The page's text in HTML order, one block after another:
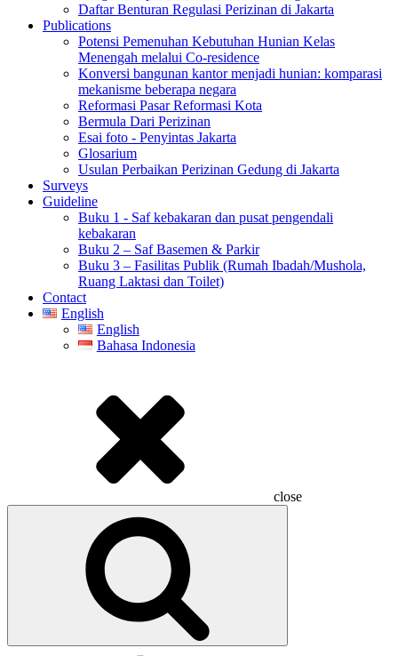
Daftar Benturan Regulasi Perizinan di Jakarta
Publications
Potensi Pemenuhan Kebutuhan Hunian Kelas
Menengah melalui Co-residence
Konversi bangunan kantor menjadi hunian: komparasi
mekanisme beberapa negara
Reformasi Pasar Reformasi Kota
Bermula Dari Perizinan
Esai foto - Penyintas Jakarta
Glosarium
Usulan Perbaikan Perizinan Gedung di Jakarta
Surveys
Guideline
Buku 1 - Saf kebakaran dan pusat pengendali
kebakaran
Buku 2 – Saf Basemen & Parkir
Buku 3 – Fasilitas Publik (Rumah Ibadah/Mushola,
Ruang Laktasi dan Toilet)
Contact
English
English
Bahasa Indonesia
close